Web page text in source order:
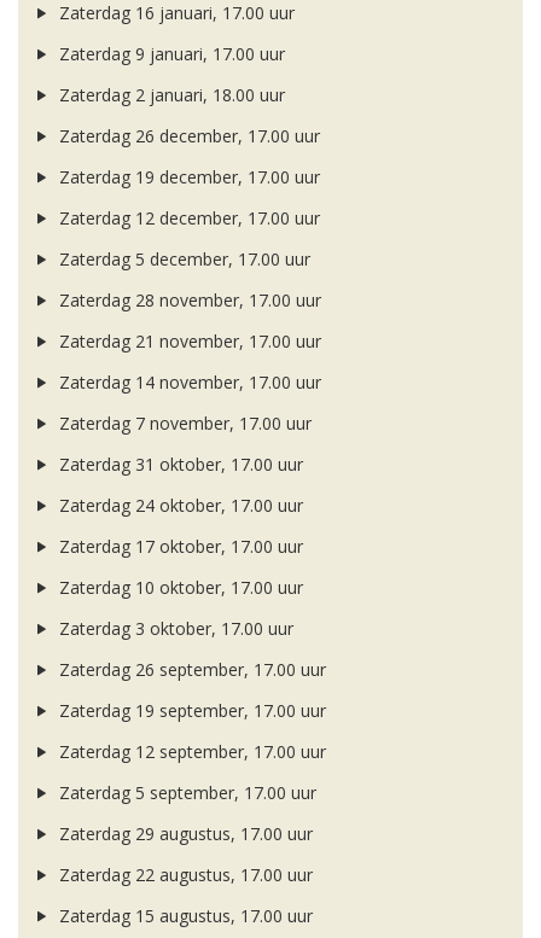
Zaterdag 16 januari, 17.00 uur
Zaterdag 9 januari, 17.00 uur
Zaterdag 2 januari, 18.00 uur
Zaterdag 26 december, 17.00 uur
Zaterdag 19 december, 17.00 uur
Zaterdag 12 december, 17.00 uur
Zaterdag 5 december, 17.00 uur
Zaterdag 28 november, 17.00 uur
Zaterdag 21 november, 17.00 uur
Zaterdag 14 november, 17.00 uur
Zaterdag 7 november, 17.00 uur
Zaterdag 31 oktober, 17.00 uur
Zaterdag 24 oktober, 17.00 uur
Zaterdag 17 oktober, 17.00 uur
Zaterdag 10 oktober, 17.00 uur
Zaterdag 3 oktober, 17.00 uur
Zaterdag 26 september, 17.00 uur
Zaterdag 19 september, 17.00 uur
Zaterdag 12 september, 17.00 uur
Zaterdag 5 september, 17.00 uur
Zaterdag 29 augustus, 17.00 uur
Zaterdag 22 augustus, 17.00 uur
Zaterdag 15 augustus, 17.00 uur